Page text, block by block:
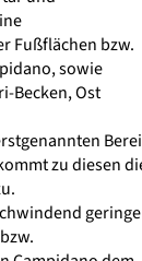
Fußflächen bzw.
sowie
Becken, Ost
zu diesen
geringe